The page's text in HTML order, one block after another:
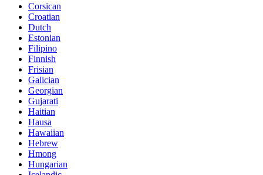
Corsican
Croatian
Dutch
Estonian
Filipino
Finnish
Frisian
Galician
Georgian
Gujarati
Haitian
Hausa
Hawaiian
Hebrew
Hmong
Hungarian